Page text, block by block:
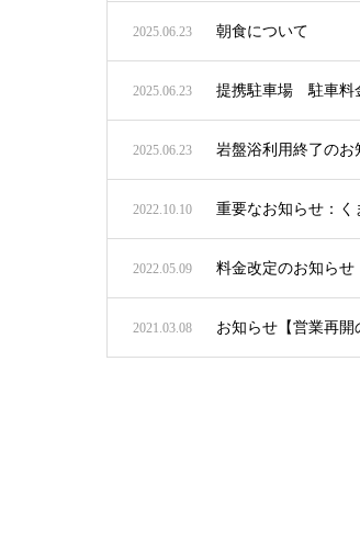
2025.06.23 朝食について
2025.06.23 提携駐車場 駐車料
2025.06.23 岩盤浴利用終了のお
2022.10.10 重要なお知らせ：
2022.05.09 料金改定のお知らせ
2021.03.08 お知らせ【営業再開